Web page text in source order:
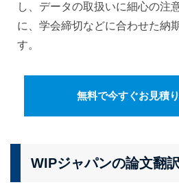
し、データの取扱いに細心の注
に、学会締切などに合わせた納
す。
無料で今すぐお見積
WIPジャパンの論文翻